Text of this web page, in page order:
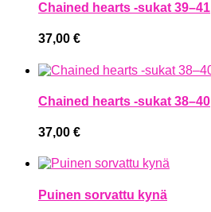
Chained hearts -sukat 39–41
37,00 €
Chained hearts -sukat 38–40
37,00 €
Puinen sorvattu kynä